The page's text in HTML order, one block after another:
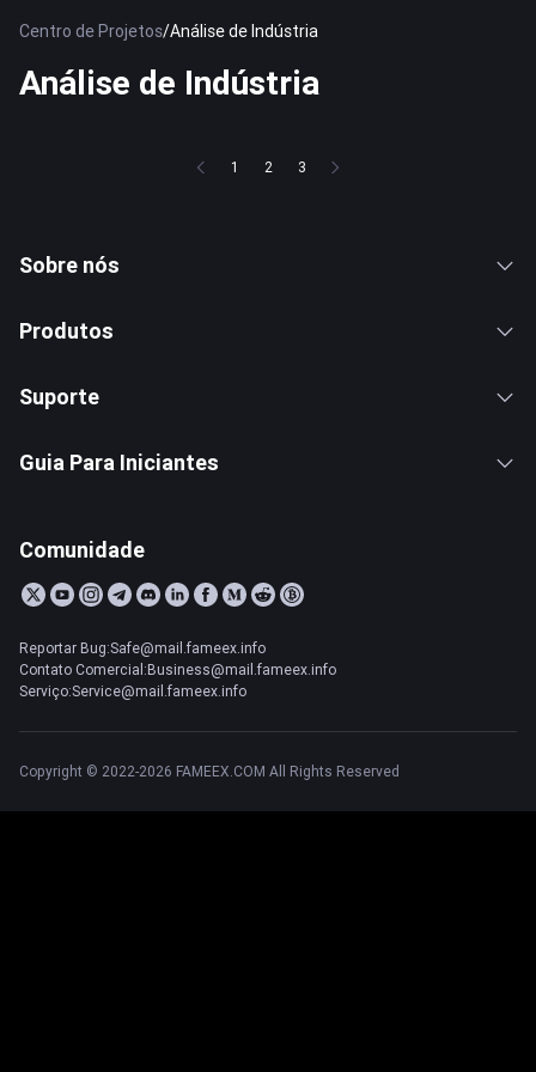
Centro de Projetos/Análise de Indústria
Análise de Indústria
1 2 3
Sobre nós
Produtos
Suporte
Guia Para Iniciantes
Comunidade
Reportar Bug:Safe@mail.fameex.info
Contato Comercial:Business@mail.fameex.info
Serviço:Service@mail.fameex.info
Copyright © 2022-2026 FAMEEX.COM All Rights Reserved